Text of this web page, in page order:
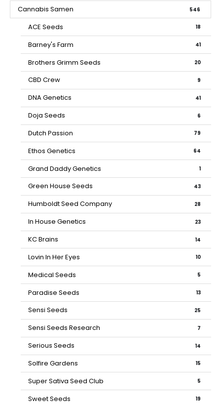
Cannabis Samen 546
ACE Seeds 18
Barney's Farm 41
Brothers Grimm Seeds 20
CBD Crew 9
DNA Genetics 41
Doja Seeds 6
Dutch Passion 79
Ethos Genetics 64
Grand Daddy Genetics 1
Green House Seeds 43
Humboldt Seed Company 28
In House Genetics 23
KC Brains 14
Lovin In Her Eyes 10
Medical Seeds 5
Paradise Seeds 13
Sensi Seeds 25
Sensi Seeds Research 7
Serious Seeds 14
Solfire Gardens 15
Super Sativa Seed Club 5
Sweet Seeds 19